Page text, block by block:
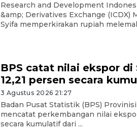
Research and Development
&amp; Derivatives Exchange (ICDX)
Syifa memperkirakan rupiah
BPS catat nilai ekspor di
12,21 persen secara
3 Agustus 2026 21:27
Badan Pusat Statistik (BPS)
mencatat perkembangan nilai
secara kumulatif dari ...